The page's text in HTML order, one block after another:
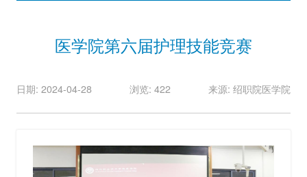
医学院第六届护理技能竞赛
日期: 2024-04-28 浏览: 422 来源: 绍职院医学院